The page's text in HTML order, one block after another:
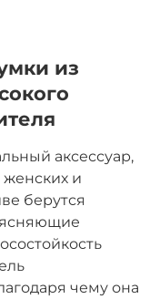
из
аксессуар,
и
берутся
чему она